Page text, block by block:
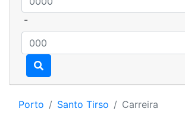
-
Porto Santo Tirso Carreira